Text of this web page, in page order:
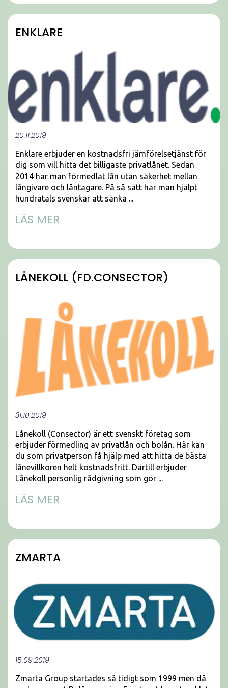
ENKLARE
20.11.2019
Enklare erbjuder en kostnadsfri jämförelsetjänst för
dig som vill hitta det billigaste privatlånet. Sedan
2014 har man förmedlat lån utan säkerhet mellan
långivare och låntagare. På så sätt har man hjälpt
hundratals svenskar att sänka ...
LÄS MER
LÅNEKOLL (FD.CONSECTOR)
31.10.2019
Lånekoll (Consector) är ett svenskt företag som
erbjuder förmedling av privatlån och bolån. Här kan
du som privatperson få hjälp med att hitta de bästa
lånevillkoren helt kostnadsfritt. Därtill erbjuder
Lånekoll personlig rådgivning som gör ...
LÄS MER
ZMARTA
15.09.2019
Zmarta Group startades så tidigt som 1999 men då